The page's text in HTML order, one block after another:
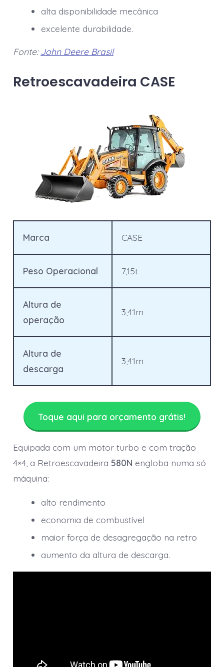
alta disponibilidade mecânica
excelente durabilidade.
Fonte: John Deere Brasil
Retroescavadeira CASE
Marca CASE
Peso Operacional 7,15t
Altura de
operação
3,41m
Altura de
descarga
3,41m
Toque aqui para orçamento grátis!
Equipada com um motor turbo e com tração
4×4, a Retroescavadeira 580N engloba numa só
máquina:
alto rendimento
economia de combustível
maior força de desagregação na retro
aumento da altura de descarga.